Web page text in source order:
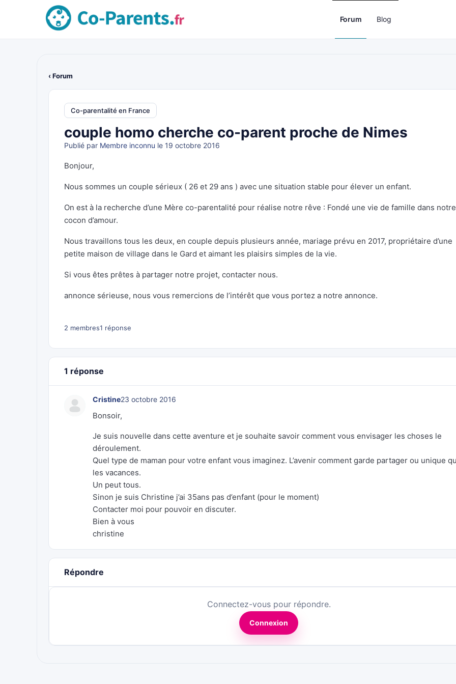
Forum Blog
‹ Forum
Co-parentalité en France
couple homo cherche co-parent proche de Nimes
Publié par Membre inconnu le 19 octobre 2016
Bonjour,
Nous sommes un couple sérieux ( 26 et 29 ans ) avec une situation stable pour élever un enfant.
On est à la recherche d’une Mère co-parentalité pour réalise notre rêve : Fondé une vie de famille dans notre
cocon d’amour.
Nous travaillons tous les deux, en couple depuis plusieurs année, mariage prévu en 2017, propriétaire d’une
petite maison de village dans le Gard et aimant les plaisirs simples de la vie.
Si vous êtes prêtes à partager notre projet, contacter nous.
annonce sérieuse, nous vous remercions de l’intérêt que vous portez a notre annonce.
2 membres1 réponse
1 réponse
Cristine23 octobre 2016
Bonsoir,
Je suis nouvelle dans cette aventure et je souhaite savoir comment vous envisager les choses le
déroulement.
Quel type de maman pour votre enfant vous imaginez. L’avenir comment garde partager ou unique
les vacances.
Un peut tous.
Sinon je suis Christine j’ai 35ans pas d’enfant (pour le moment)
Contacter moi pour pouvoir en discuter.
Bien à vous
christine
Répondre
Connectez-vous pour répondre.
Connexion